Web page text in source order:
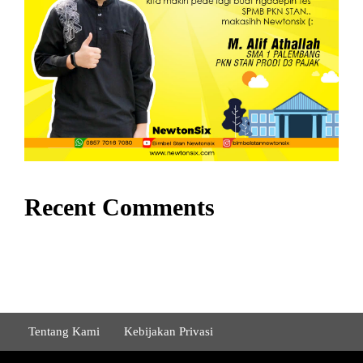
Recent Comments
Tentang Kami Kebijakan Privasi